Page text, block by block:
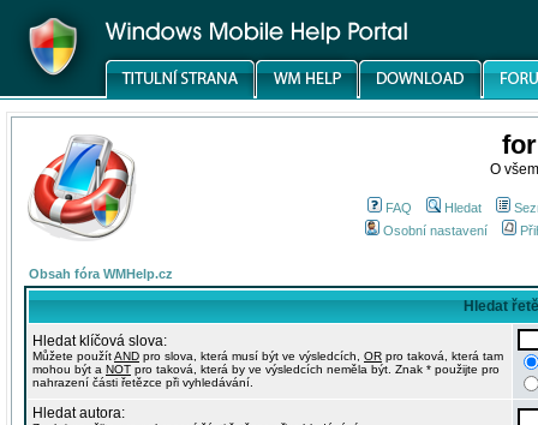
O
FAQ Hledat
Osobní nastavení
Obsah fóra WMHelp.cz
Hledat
Hledat klíčová slova:
Můžete použítAND pro slova, která musí být ve výsledcích, OR pro taková, která tam
mohou být a NOT pro taková, která by ve výsledcích neměla být. Znak * použijte pro
nahrazení části řetězce při vyhledávání.
Hledat autora: